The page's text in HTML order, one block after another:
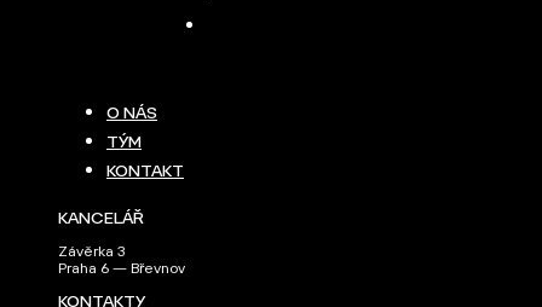
O NÁS
TÝM
KONTAKT
KANCELÁŘ
Závěrka 3
Praha 6 — Břevnov
KONTAKTY